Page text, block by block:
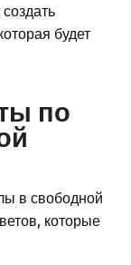
будет
по
в свободной
которые